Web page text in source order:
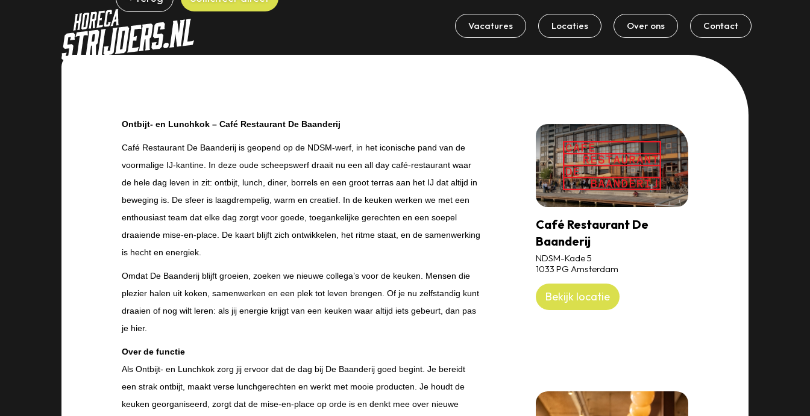
Vacatures Locaties Over ons Contact
Ontbijt- en Lunchkok – Café Restaurant De Baanderij
Café Restaurant De Baanderij is geopend op de NDSM‑werf, in het iconische pand van de
voormalige IJ‑kantine. In deze oude scheepswerf draait nu een all day café‑restaurant waar
de hele dag leven in zit: ontbijt, lunch, diner, borrels en een groot terras aan het IJ dat altijd in
beweging is. De sfeer is laagdrempelig, warm en creatief. In de keuken werken we met een
enthousiast team dat elke dag zorgt voor goede, toegankelijke gerechten en een soepel
draaiende mise‑en‑place. De kaart blijft zich ontwikkelen, het ritme staat, en de samenwerking
is hecht en energiek.
Omdat De Baanderij blijft groeien, zoeken we nieuwe collega’s voor de keuken. Mensen die
plezier halen uit koken, samenwerken en een plek tot leven brengen. Of je nu zelfstandig kunt
draaien of nog wilt leren: als jij energie krijgt van een keuken waar altijd iets gebeurt, dan pas
je hier.
Over de functie
Als Ontbijt- en Lunchkok zorg jij ervoor dat de dag bij De Baanderij goed begint. Je bereidt
een strak ontbijt, maakt verse lunchgerechten en werkt met mooie producten. Je houdt de
keuken georganiseerd, zorgt dat de mise‑en‑place op orde is en denkt mee over nieuwe
Café Restaurant De
Baanderij
NDSM-Kade 5
1033 PG Amsterdam
Bekijk locatie